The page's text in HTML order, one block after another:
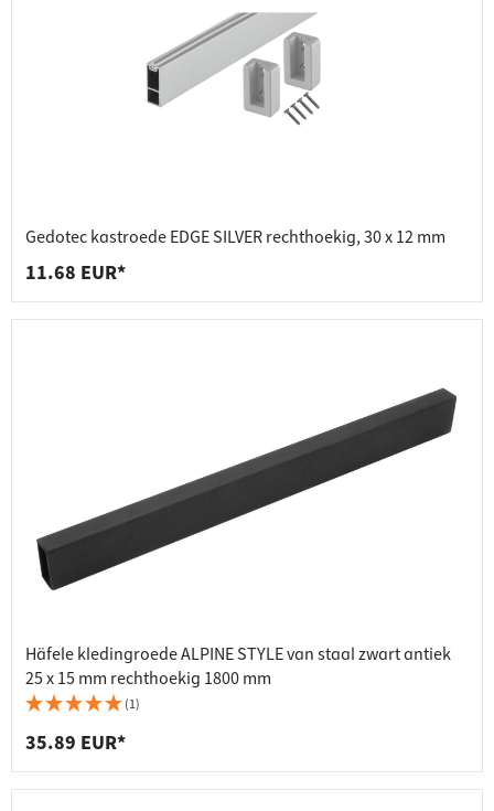
Gedotec kastroede EDGE SILVER rechthoekig, 30 x 12 mm
11.68 EUR*
Häfele kledingroede ALPINE STYLE van staal zwart antiek
25 x 15 mm rechthoekig 1800 mm
(1)
35.89 EUR*